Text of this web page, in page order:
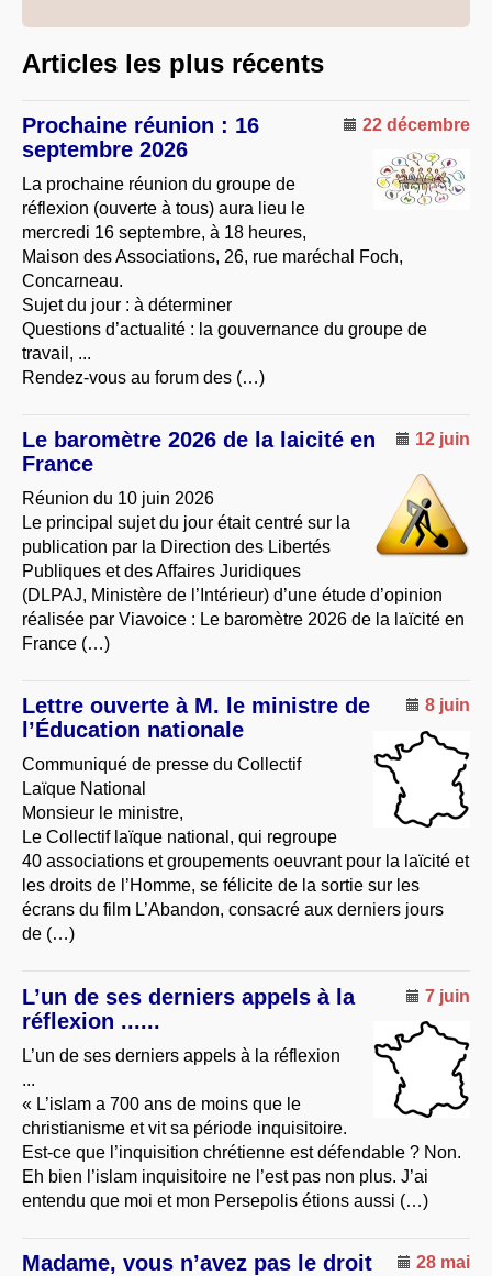
Articles les plus récents
22 décembre
Prochaine réunion : 16
septembre 2026
La prochaine réunion du groupe de
réflexion (ouverte à tous) aura lieu le
mercredi 16 septembre, à 18 heures,
Maison des Associations, 26, rue maréchal Foch,
Concarneau.
Sujet du jour : à déterminer
Questions d’actualité : la gouvernance du groupe de
travail, ...
Rendez-vous au forum des (…)
12 juin
Le baromètre 2026 de la laicité en
France
Réunion du 10 juin 2026
Le principal sujet du jour était centré sur la
publication par la Direction des Libertés
Publiques et des Affaires Juridiques
(DLPAJ, Ministère de l’Intérieur) d’une étude d’opinion
réalisée par Viavoice : Le baromètre 2026 de la laïcité en
France (…)
8 juin
Lettre ouverte à M. le ministre de
l’Éducation nationale
Communiqué de presse du Collectif
Laïque National
Monsieur le ministre,
Le Collectif laïque national, qui regroupe
40 associations et groupements oeuvrant pour la laïcité et
les droits de l’Homme, se félicite de la sortie sur les
écrans du film L’Abandon, consacré aux derniers jours
de (…)
7 juin
L’un de ses derniers appels à la
réflexion ......
L’un de ses derniers appels à la réflexion
...
« L’islam a 700 ans de moins que le
christianisme et vit sa période inquisitoire.
Est-ce que l’inquisition chrétienne est défendable ? Non.
Eh bien l’islam inquisitoire ne l’est pas non plus. J’ai
entendu que moi et mon Persepolis étions aussi (…)
28 mai
Madame, vous n’avez pas le droit